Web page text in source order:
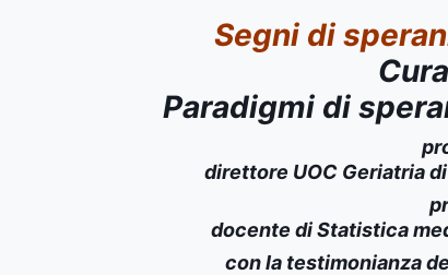
Segni di
Paradigmi di
direttore UOC Geriatria
docente di Statistica
con la testimonianza